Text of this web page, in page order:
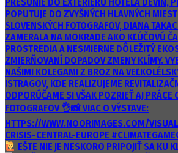
EŠTE NIE JE NESKORO PRIPOJIŤ SA KU